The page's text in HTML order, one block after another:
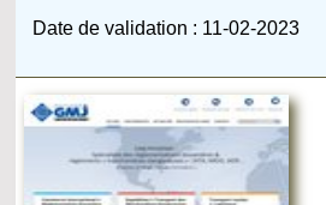
Date de validation : 11-02-2023